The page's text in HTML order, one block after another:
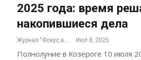
2025 года: время
накопившиеся дела
Журнал "Фокус внимания" Июл 8, 2025
Полнолуние в Козероге 10 июля